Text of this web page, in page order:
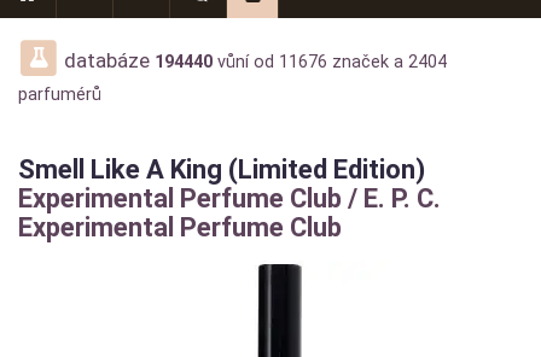
vůních,
parfémech
a
aromaterapii
databáze 194440 vůní od 11676 značek a 2404
parfumérů
Smell Like A King (Limited Edition)
Experimental Perfume Club / E. P. C.
Experimental Perfume Club